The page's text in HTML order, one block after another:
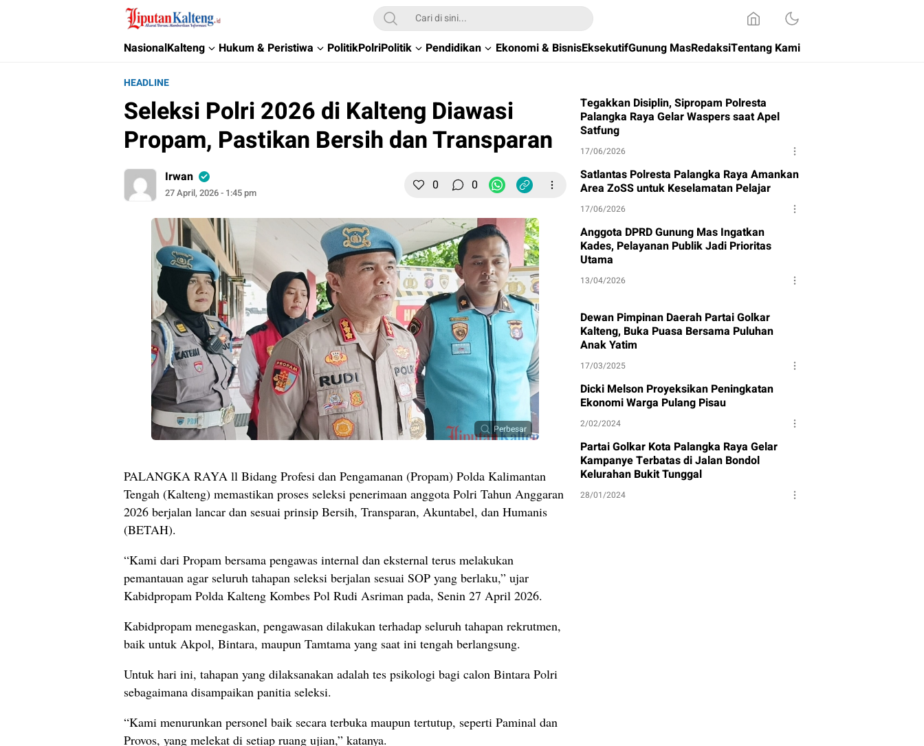
Liputan Kalteng
Akurat, Terpercaya & Independent
NasionalKalteng Hukum & Peristiwa PolitikPolriPolitik Pendidikan Ekonomi & BisnisEksekutifGunung MasRedaksiTentang Kami
HEADLINE
Seleksi Polri 2026 di Kalteng Diawasi
Propam, Pastikan Bersih dan Transparan
Irwan
27 April, 2026 - 1:45 pm 0 0
Perbesar
PALANGKA RAYA ll Bidang Profesi dan Pengamanan (Propam) Polda Kalimantan
Tengah (Kalteng) memastikan proses seleksi penerimaan anggota Polri Tahun Anggaran
2026 berjalan lancar dan sesuai prinsip Bersih, Transparan, Akuntabel, dan Humanis
(BETAH).
“Kami dari Propam bersama pengawas internal dan eksternal terus melakukan
pemantauan agar seluruh tahapan seleksi berjalan sesuai SOP yang berlaku,” ujar
Kabidpropam Polda Kalteng Kombes Pol Rudi Asriman pada, Senin 27 April 2026.
Kabidpropam menegaskan, pengawasan dilakukan terhadap seluruh tahapan rekrutmen,
baik untuk Akpol, Bintara, maupun Tamtama yang saat ini tengah berlangsung.
Untuk hari ini, tahapan yang dilaksanakan adalah tes psikologi bagi calon Bintara Polri
sebagaimana disampaikan panitia seleksi.
“Kami menurunkan personel baik secara terbuka maupun tertutup, seperti Paminal dan
Provos, yang melekat di setiap ruang ujian,” katanya.
Tegakkan Disiplin, Sipropam Polresta
Palangka Raya Gelar Waspers saat Apel
Satfung
17/06/2026
Satlantas Polresta Palangka Raya Amankan
Area ZoSS untuk Keselamatan Pelajar
17/06/2026
Anggota DPRD Gunung Mas Ingatkan
Kades, Pelayanan Publik Jadi Prioritas
Utama
13/04/2026
Dewan Pimpinan Daerah Partai Golkar
Kalteng, Buka Puasa Bersama Puluhan
Anak Yatim
17/03/2025
Dicki Melson Proyeksikan Peningkatan
Ekonomi Warga Pulang Pisau
2/02/2024
Partai Golkar Kota Palangka Raya Gelar
Kampanye Terbatas di Jalan Bondol
Kelurahan Bukit Tunggal
28/01/2024